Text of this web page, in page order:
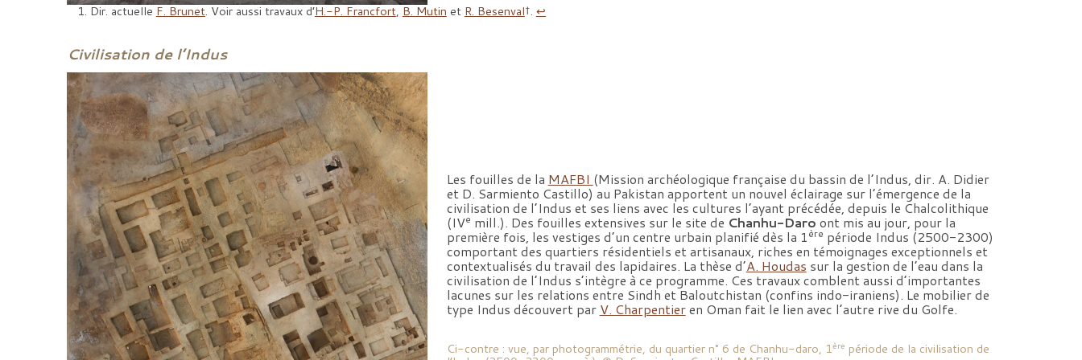
Dir. actuelleF. Brunet. Voir aussi travaux d’H.-P. Francfort,B. Mutin et R. Besenval†. ↩︎
Civilisation de l’Indus
Les fouilles de la MAFBI (Mission archéologique française du bassin de l’Indus, dir. A. Didier
et D. Sarmiento Castillo) au Pakistan apportent un nouvel éclairage sur l’émergence de la
civilisation de l’Indus et ses liens avec les cultures l’ayant précédée, depuis le Chalcolithique
(IVe mill.). Des fouilles extensives sur le site de Chanhu-Daro ont mis au jour, pour la
première fois, les vestiges d’un centre urbain planifié dès la 1ère période Indus (2500-2300)
comportant des quartiers résidentiels et artisanaux, riches en témoignages exceptionnels et
contextualisés du travail des lapidaires. La thèse d’A. Houdas sur la gestion de l’eau dans la
civilisation de l’Indus s’intègre à ce programme. Ces travaux comblent aussi d’importantes
lacunes sur les relations entre Sindh et Baloutchistan (confins indo-iraniens). Le mobilier de
type Indus découvert par V. Charpentieren Oman fait le lien avec l’autre rive du Golfe.
Ci-contre : vue, par photogrammétrie, du quartier n° 6 de Chanhu-daro, 1ère période de la civilisation de